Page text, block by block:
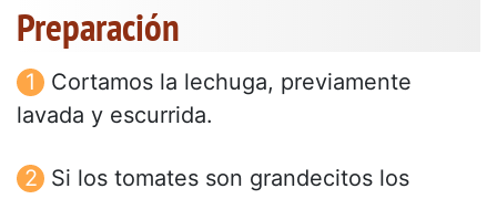
Preparación
Cortamos la lechuga, previamente
lavada y escurrida.
Si los tomates son grandecitos los